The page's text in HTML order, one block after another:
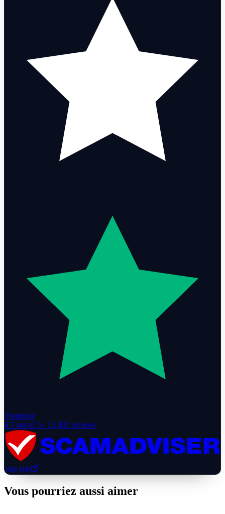
Trustpilot
4.7 out of 5 · 12,431 reviews
100/100
Vous pourriez aussi aimer